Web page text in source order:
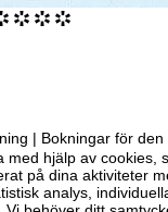
hjälp av cookies,
på dina aktiviteter
analys,
| Bokningar för